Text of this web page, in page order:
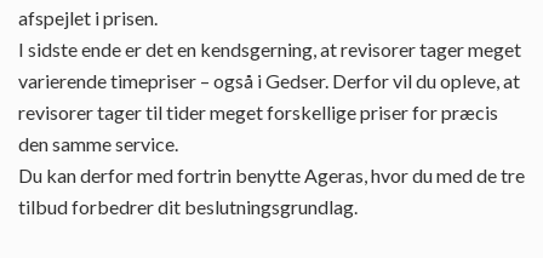
afspejlet i prisen.
I sidste ende er det en kendsgerning, at revisorer tager meget
varierende timepriser – også i Gedser. Derfor vil du opleve, at
revisorer tager til tider meget forskellige priser for præcis
den samme service.
Du kan derfor med fortrin benytte Ageras, hvor du med de tre
tilbud forbedrer dit beslutningsgrundlag.